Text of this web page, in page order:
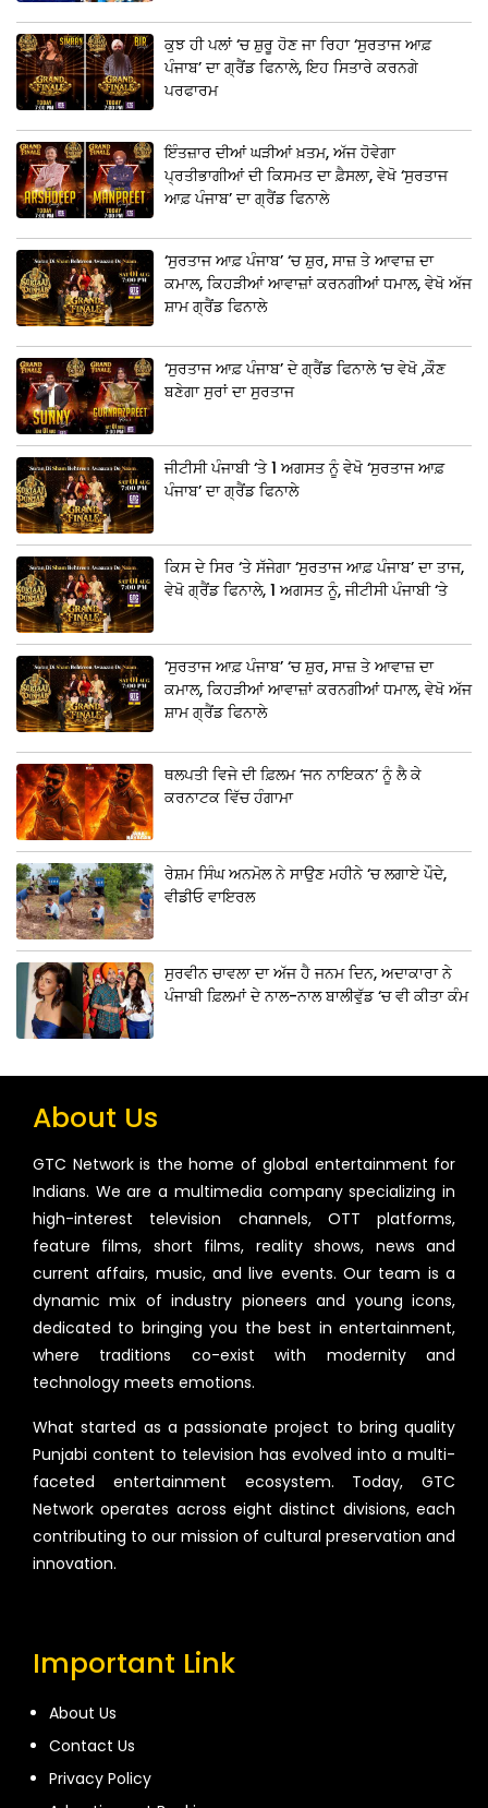
ਕੁਝ ਹੀ ਪਲਾਂ ‘ਚ ਸ਼ੁਰੂ ਹੋਣ ਜਾ ਰਿਹਾ ‘ਸੁਰਤਾਜ ਆਫ਼
ਪੰਜਾਬ’ ਦਾ ਗ੍ਰੈਂਡ ਫਿਨਾਲੇ, ਇਹ ਸਿਤਾਰੇ ਕਰਨਗੇ
ਪਰਫਾਰਮ
ਇੰਤਜ਼ਾਰ ਦੀਆਂ ਘੜੀਆਂ ਖ਼ਤਮ, ਅੱਜ ਹੋਵੇਗਾ
ਪ੍ਰਤੀਭਾਗੀਆਂ ਦੀ ਕਿਸਮਤ ਦਾ ਫ਼ੈਸਲਾ, ਵੇਖੋ ‘ਸੁਰਤਾਜ
ਆਫ਼ ਪੰਜਾਬ’ ਦਾ ਗ੍ਰੈਂਡ ਫਿਨਾਲੇ
‘ਸੁਰਤਾਜ ਆਫ਼ ਪੰਜਾਬ’ ‘ਚ ਸ਼ੁਰ, ਸਾਜ਼ ਤੇ ਆਵਾਜ਼ ਦਾ
ਕਮਾਲ, ਕਿਹੜੀਆਂ ਆਵਾਜ਼ਾਂ ਕਰਨਗੀਆਂ ਧਮਾਲ, ਵੇਖੋ ਅੱਜ
ਸ਼ਾਮ ਗ੍ਰੈਂਡ ਫਿਨਾਲੇ
‘ਸੁਰਤਾਜ ਆਫ਼ ਪੰਜਾਬ’ ਦੇ ਗ੍ਰੈਂਡ ਫਿਨਾਲੇ ‘ਚ ਵੇਖੋ ,ਕੌਣ
ਬਣੇਗਾ ਸੁਰਾਂ ਦਾ ਸੁਰਤਾਜ
ਜੀਟੀਸੀ ਪੰਜਾਬੀ ‘ਤੇ 1 ਅਗਸਤ ਨੂੰ ਵੇਖੋ ‘ਸੁਰਤਾਜ ਆਫ਼
ਪੰਜਾਬ’ ਦਾ ਗ੍ਰੈਂਡ ਫਿਨਾਲੇ
ਕਿਸ ਦੇ ਸਿਰ ‘ਤੇ ਸੱਜੇਗਾ ‘ਸੁਰਤਾਜ ਆਫ਼ ਪੰਜਾਬ’ ਦਾ ਤਾਜ,
ਵੇਖੋ ਗ੍ਰੈਂਡ ਫਿਨਾਲੇ, 1 ਅਗਸਤ ਨੂੰ, ਜੀਟੀਸੀ ਪੰਜਾਬੀ ‘ਤੇ
‘ਸੁਰਤਾਜ ਆਫ਼ ਪੰਜਾਬ’ ‘ਚ ਸ਼ੁਰ, ਸਾਜ਼ ਤੇ ਆਵਾਜ਼ ਦਾ
ਕਮਾਲ, ਕਿਹੜੀਆਂ ਆਵਾਜ਼ਾਂ ਕਰਨਗੀਆਂ ਧਮਾਲ, ਵੇਖੋ ਅੱਜ
ਸ਼ਾਮ ਗ੍ਰੈਂਡ ਫਿਨਾਲੇ
ਥਲਪਤੀ ਵਿਜੇ ਦੀ ਫ਼ਿਲਮ ‘ਜਨ ਨਾਇਕਨ’ ਨੂੰ ਲੈ ਕੇ
ਕਰਨਾਟਕ ਵਿੱਚ ਹੰਗਾਮਾ
ਰੇਸ਼ਮ ਸਿੰਘ ਅਨਮੋਲ ਨੇ ਸਾਉਣ ਮਹੀਨੇ ‘ਚ ਲਗਾਏ ਪੌਦੇ,
ਵੀਡੀਓ ਵਾਇਰਲ
ਸੁਰਵੀਨ ਚਾਵਲਾ ਦਾ ਅੱਜ ਹੈ ਜਨਮ ਦਿਨ, ਅਦਾਕਾਰਾ ਨੇ
ਪੰਜਾਬੀ ਫ਼ਿਲਮਾਂ ਦੇ ਨਾਲ-ਨਾਲ ਬਾਲੀਵੁੱਡ ‘ਚ ਵੀ ਕੀਤਾ ਕੰਮ
About Us
GTC Network is the home of global entertainment for
Indians. We are a multimedia company specializing in
high-interest television channels, OTT platforms,
feature films, short films, reality shows, news and
current affairs, music, and live events. Our team is a
dynamic mix of industry pioneers and young icons,
dedicated to bringing you the best in entertainment,
where traditions co-exist with modernity and
technology meets emotions.
What started as a passionate project to bring quality
Punjabi content to television has evolved into a multi-
faceted entertainment ecosystem. Today, GTC
Network operates across eight distinct divisions, each
contributing to our mission of cultural preservation and
innovation.
Important Link
About Us
Contact Us
Privacy Policy